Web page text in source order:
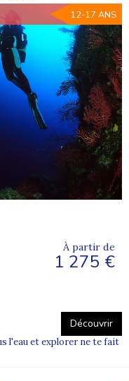
12-17 ANS
À partir de
1 275 €
Découvrir
l'eau et explorer ne te fait